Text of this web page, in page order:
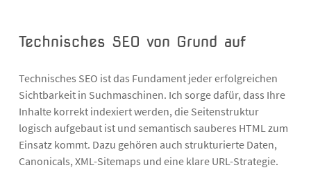
Technisches SEO von Grund auf
Technisches SEO ist das Fundament jeder erfolgreichen
Sichtbarkeit in Suchmaschinen. Ich sorge dafür, dass Ihre
Inhalte korrekt indexiert werden, die Seitenstruktur
logisch aufgebaut ist und semantisch sauberes HTML zum
Einsatz kommt. Dazu gehören auch strukturierte Daten,
Canonicals, XML-Sitemaps und eine klare URL-Strategie.